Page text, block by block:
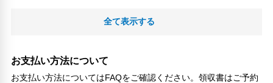
全て表示する
お支払い方法について
お支払い方法についてはFAQをご確認ください。領収書はご予約